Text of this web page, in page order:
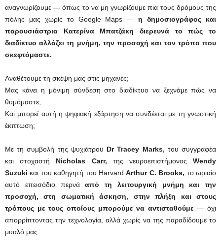
αναγνωρίζουμε — όπως το να μη γνωρίζουμε πια τους δρόμους της
πόλης μας χωρίς το Google Maps —η δημοσιογράφος και
παρουσιάστρια Κατερίνα Μπατζάκη διερευνά το πώς το
διαδίκτυο αλλάζει τη μνήμη, την προσοχή και τον τρόπο που
σκεφτόμαστε.
Αναθέτουμε τη σκέψη μας στις μηχανές;
Μας κάνει η μόνιμη σύνδεση στο διαδίκτυο να ξεχνάμε πώς να
θυμόμαστε;
Και μπορεί αυτή η ψηφιακή εξάρτηση να συνδέεται με τη γνωστική
έκπτωση;
Με τη συμβολή της ψυχιάτρου Dr Tracey Marks, του συγγραφέα
και στοχαστή Nicholas Carr, της νευροεπιστήμονοςWendy
Suzuki και του καθηγητή του HarvardArthur C. Brooks, το ωριαίο
αυτό επεισόδιο περνάαπό τη λειτουργική μνήμη και την
προσοχή, στη σωματική άσκηση, στην πλήξη καιστους
τρόπους με τους οποίους μπορούμε να αντισταθούμε— όχι
απορρίπτοντας την τεχνολογία, αλλά χωρίς να της παραδίδουμε το
μυαλό μας.